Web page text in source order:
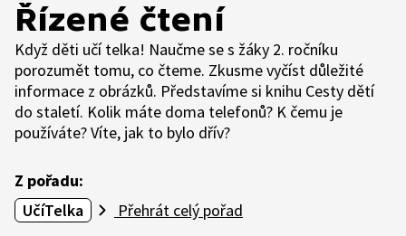
Řízené čtení
Když děti učí telka! Naučme se s žáky 2. ročníku
porozumět tomu, co čteme. Zkusme vyčíst důležité
informace z obrázků. Představíme si knihu Cesty dětí
do staletí. Kolik máte doma telefonů? K čemu je
používáte? Víte, jak to bylo dřív?
Z pořadu:
UčíTelka
Přehrát celý pořad